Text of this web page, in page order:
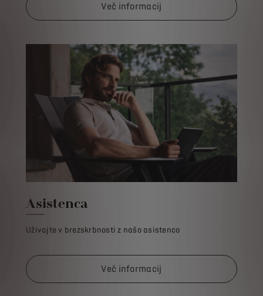
Več informacij
Asistenca
Uživajte v brezskrbnosti z našo asistenco
Več informacij